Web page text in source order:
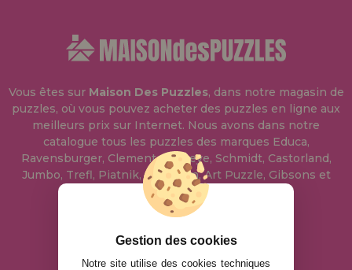
Vous êtes sur Maison Des Puzzles, dans notre magasin de
puzzles, où vous pouvez acheter des puzzles en ligne aux
meilleurs prix sur Internet. Nous avons dans notre
catalogue tous les puzzles des marques Educa,
Ravensburger, Clementoni, Heye, Schmidt, Castorland,
Jumbo, Trefl, Piatnik, Anatolian, Art Puzzle, Gibsons et
bien d'autres.
info@maisondespuzzles.fr
Gestion des cookies
Notre site utilise des cookies techniques